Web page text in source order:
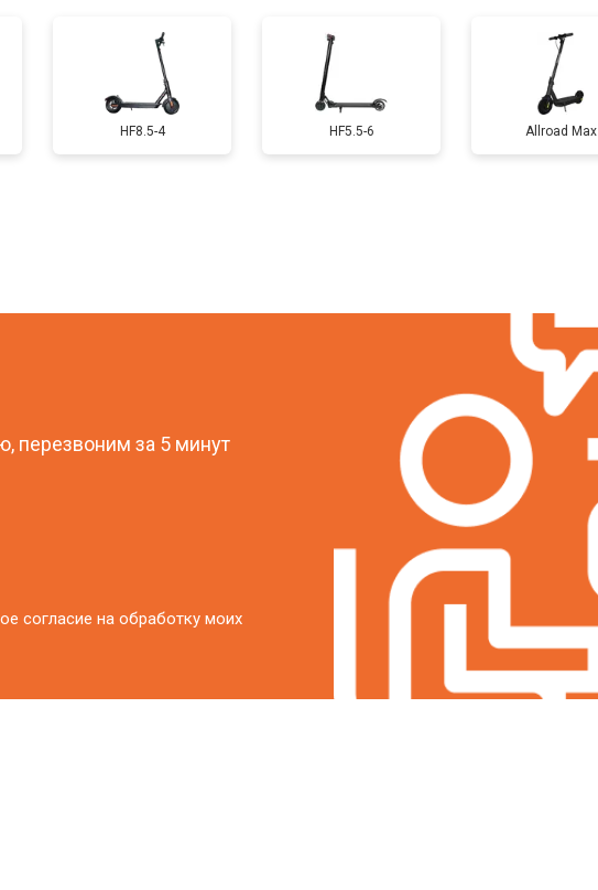
от 50 мин от 1200 ₽
от 40 мин от 1100 ₽
от 1550 ₽
HF8.5-4 HF5.5-6 Allroad Max
перезвоним за 5 минут
согласие на обработку моих